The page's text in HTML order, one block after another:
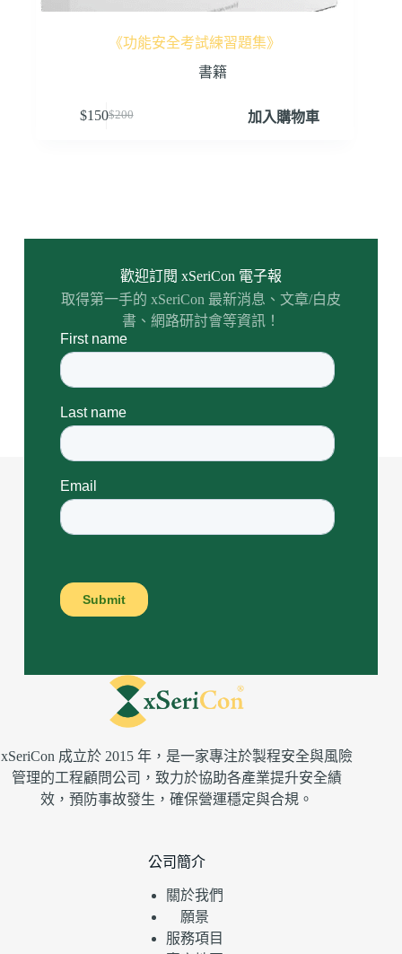
《功能安全考試練習題集》
書籍
$200
$150 加入購物車
歡迎訂閱 xSeriCon 電子報
取得第一手的 xSeriCon 最新消息、文章/白皮
書、網路研討會等資訊！
xSeriCon 成立於 2015 年，是一家專注於製程安全與風險
管理的工程顧問公司，致力於協助各產業提升安全績
效，預防事故發生，確保營運穩定與合規。
公司簡介
關於我們
願景
服務項目